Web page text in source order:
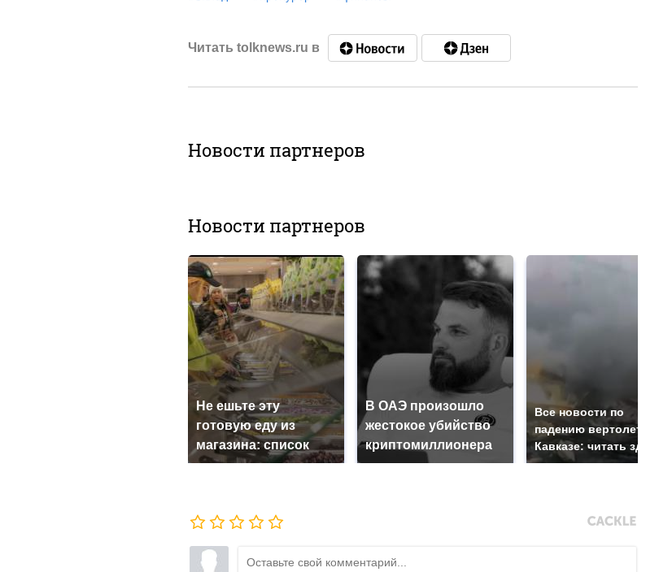
Читать tolknews.ru в
Новости партнеров
Новости партнеров
Не ешьте эту
готовую еду из
магазина: список
В ОАЭ произошло
жестокое убийство
криптомиллионера
Все новости по
падению вертолета на
Кавказе: читать здесь